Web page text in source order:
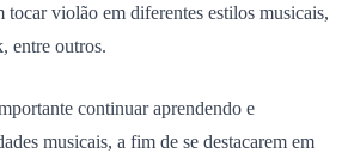
tocar violão em diferentes estilos musicais,
entre outros.
continuar aprendendo e
musicais, a fim de se destacarem em